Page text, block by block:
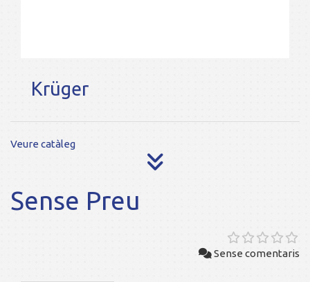
Krüger
Veure catàleg
Sense Preu
Sense comentaris